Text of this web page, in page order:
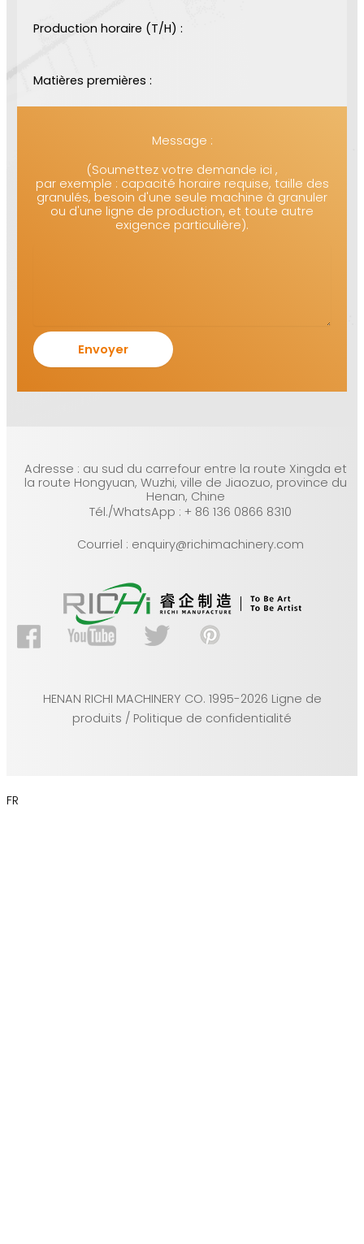
Production horaire (T/H) :
Matières premières :
Message :
(Soumettez votre demande ici ,
par exemple : capacité horaire requise, taille des
granulés, besoin d'une seule machine à granuler
ou d'une ligne de production, et toute autre
exigence particulière).
Adresse : au sud du carrefour entre la route Xingda et
la route Hongyuan, Wuzhi, ville de Jiaozuo, province du
Henan, Chine
Tél./WhatsApp : + 86 136 0866 8310
Courriel : enquiry@richimachinery.com
HENAN RICHI MACHINERY CO. 1995-2026 Ligne de
produits / Politique de confidentialité
FR